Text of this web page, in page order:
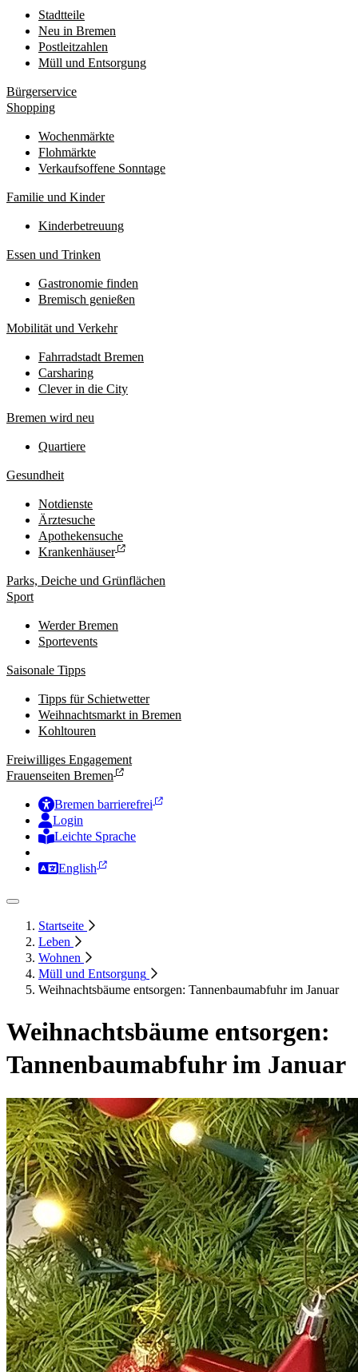
Stadtteile
Neu in Bremen
Postleitzahlen
Müll und Entsorgung
Bürgerservice
Shopping
Wochenmärkte
Flohmärkte
Verkaufsoffene Sonntage
Familie und Kinder
Kinderbetreuung
Essen und Trinken
Gastronomie finden
Bremisch genießen
Mobilität und Verkehr
Fahrradstadt Bremen
Carsharing
Clever in die City
Bremen wird neu
Quartiere
Gesundheit
Notdienste
Ärztesuche
Apothekensuche
Krankenhäuser
Parks, Deiche und Grünflächen
Sport
Werder Bremen
Sportevents
Saisonale Tipps
Tipps für Schietwetter
Weihnachtsmarkt in Bremen
Kohltouren
Freiwilliges Engagement
Frauenseiten Bremen
Bremen barrierefrei
Login
Leichte Sprache
English
Startseite
Leben
Wohnen
Müll und Entsorgung
Weihnachtsbäume entsorgen: Tannenbaumabfuhr im Januar
Weihnachtsbäume entsorgen:
Tannenbaumabfuhr im Januar